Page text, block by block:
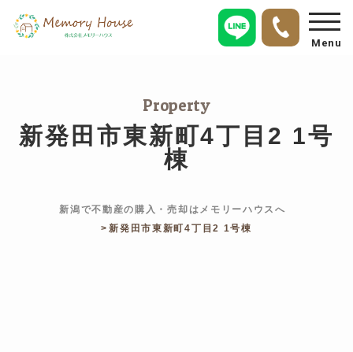
Menu
Property
新発田市東新町4丁目2 1号
棟
新潟で不動産の購入・売却はメモリーハウスへ
新発田市東新町4丁目2 1号棟